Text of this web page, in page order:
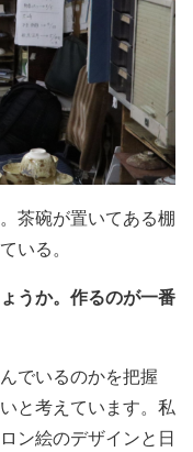
茶碗が置いてある棚
いる。
うか。作るのが一番
でいるのかを把握
と考えています。私
ン絵のデザインと日